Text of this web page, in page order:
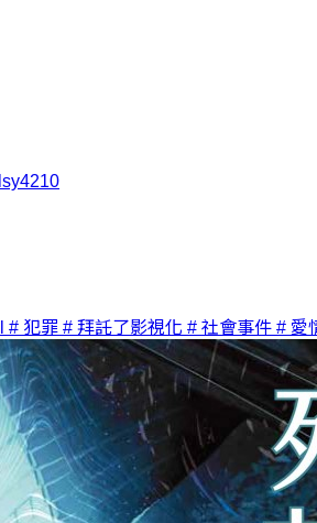
lsy4210
# 犯罪 # 拜託了影視化 # 社會事件 # 愛